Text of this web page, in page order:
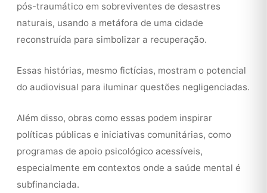
pós-traumático em sobreviventes de desastres
naturais, usando a metáfora de uma cidade
reconstruída para simbolizar a recuperação.
Essas histórias, mesmo fictícias, mostram o potencial
do audiovisual para iluminar questões negligenciadas.
Além disso, obras como essas podem inspirar
políticas públicas e iniciativas comunitárias, como
programas de apoio psicológico acessíveis,
especialmente em contextos onde a saúde mental é
subfinanciada.